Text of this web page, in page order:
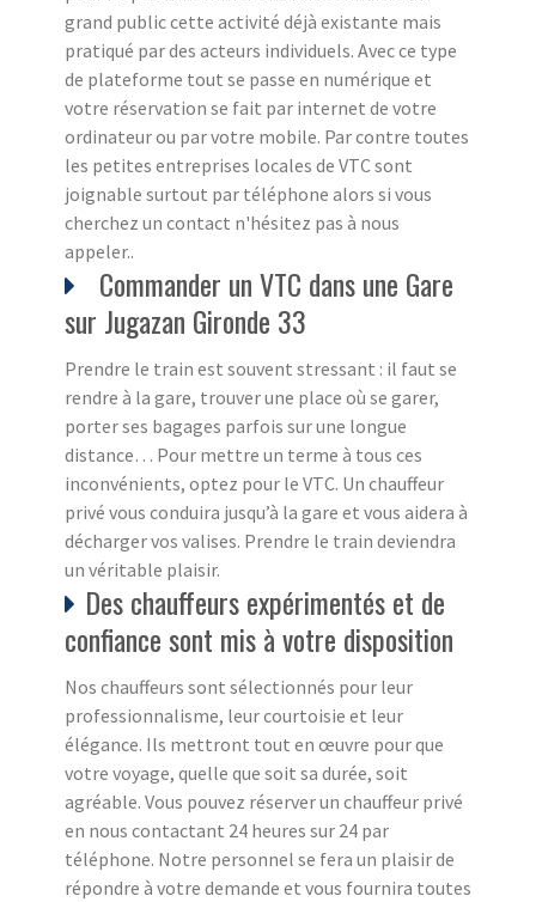
grand public cette activité déjà existante mais
pratiqué par des acteurs individuels. Avec ce type
de plateforme tout se passe en numérique et
votre réservation se fait par internet de votre
ordinateur ou par votre mobile. Par contre toutes
les petites entreprises locales de VTC sont
joignable surtout par téléphone alors si vous
cherchez un contact n'hésitez pas à nous
appeler..
Commander un VTC dans une Gare
sur Jugazan Gironde 33
Prendre le train est souvent stressant : il faut se
rendre à la gare, trouver une place où se garer,
porter ses bagages parfois sur une longue
distance… Pour mettre un terme à tous ces
inconvénients, optez pour le VTC. Un chauffeur
privé vous conduira jusqu’à la gare et vous aidera à
décharger vos valises. Prendre le train deviendra
un véritable plaisir.
Des chauffeurs expérimentés et de
confiance sont mis à votre disposition
Nos chauffeurs sont sélectionnés pour leur
professionnalisme, leur courtoisie et leur
élégance. Ils mettront tout en œuvre pour que
votre voyage, quelle que soit sa durée, soit
agréable. Vous pouvez réserver un chauffeur privé
en nous contactant 24 heures sur 24 par
téléphone. Notre personnel se fera un plaisir de
répondre à votre demande et vous fournira toutes